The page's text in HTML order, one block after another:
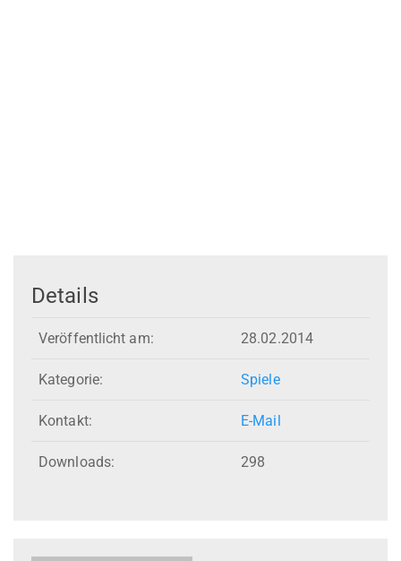
Details
Veröffentlicht am: 28.02.2014
Kategorie: Spiele
Kontakt: E-Mail
Downloads: 298